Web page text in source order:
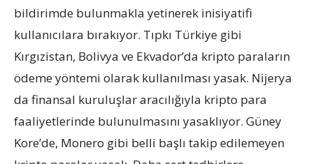
bildirimde bulunmakla yetinerek inisiyatifi
kullanıcılara bırakıyor. Tıpkı Türkiye gibi
Kırgızistan, Bolivya ve Ekvador’da kripto paraların
ödeme yöntemi olarak kullanılması yasak. Nijerya
da finansal kuruluşlar aracılığıyla kripto para
faaliyetlerinde bulunulmasını yasaklıyor. Güney
Kore’de, Monero gibi belli başlı takip edilemeyen